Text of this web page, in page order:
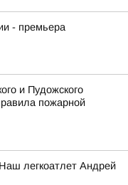
- премьера
и Пудожского
пожарной
легкоатлет Андрей